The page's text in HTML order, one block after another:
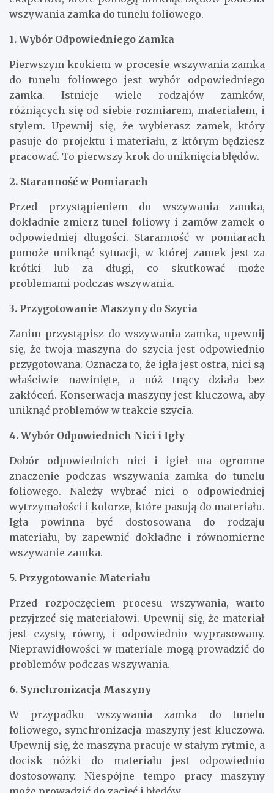
wszywania zamka do tunelu foliowego.
1. Wybór Odpowiedniego Zamka
Pierwszym krokiem w procesie wszywania zamka
do tunelu foliowego jest wybór odpowiedniego
zamka. Istnieje wiele rodzajów zamków,
różniących się od siebie rozmiarem, materiałem, i
stylem. Upewnij się, że wybierasz zamek, który
pasuje do projektu i materiału, z którym będziesz
pracować. To pierwszy krok do uniknięcia błędów.
2. Staranność w Pomiarach
Przed przystąpieniem do wszywania zamka,
dokładnie zmierz tunel foliowy i zamów zamek o
odpowiedniej długości. Staranność w pomiarach
pomoże uniknąć sytuacji, w której zamek jest za
krótki lub za długi, co skutkować może
problemami podczas wszywania.
3. Przygotowanie Maszyny do Szycia
Zanim przystąpisz do wszywania zamka, upewnij
się, że twoja maszyna do szycia jest odpowiednio
przygotowana. Oznacza to, że igła jest ostra, nici są
właściwie nawinięte, a nóż tnący działa bez
zakłóceń. Konserwacja maszyny jest kluczowa, aby
uniknąć problemów w trakcie szycia.
4. Wybór Odpowiednich Nici i Igły
Dobór odpowiednich nici i igieł ma ogromne
znaczenie podczas wszywania zamka do tunelu
foliowego. Należy wybrać nici o odpowiedniej
wytrzymałości i kolorze, które pasują do materiału.
Igła powinna być dostosowana do rodzaju
materiału, by zapewnić dokładne i równomierne
wszywanie zamka.
5. Przygotowanie Materiału
Przed rozpoczęciem procesu wszywania, warto
przyjrzeć się materiałowi. Upewnij się, że materiał
jest czysty, równy, i odpowiednio wyprasowany.
Nieprawidłowości w materiale mogą prowadzić do
problemów podczas wszywania.
6. Synchronizacja Maszyny
W przypadku wszywania zamka do tunelu
foliowego, synchronizacja maszyny jest kluczowa.
Upewnij się, że maszyna pracuje w stałym rytmie, a
docisk nóżki do materiału jest odpowiednio
dostosowany. Niespójne tempo pracy maszyny